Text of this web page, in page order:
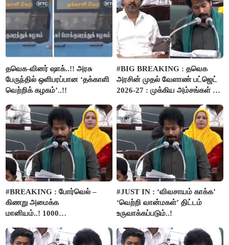
தவெக-வினர் ஷாக்..!! அரசு
பேருந்தில் ஒளிபரப்பான ‘தக்காளி
வெற்றிக் கழகம்’..!!
#BIG BREAKING : தவெக
அரசின் முதல் வேளாண் பட்ஜெட்
2026-27 : முக்கிய அம்சங்கள் ஓர்
#BREAKING : போர்வெல் –
கிணறு அமைக்க
மானியம்..! 1000
பம்புசெட் வழங்கப்படும்..!
#JUST IN : ‘விவசாயம் காக்க’
‘வெற்றி வான்மகள்’ திட்டம்
உருவாக்கப்படும்..!